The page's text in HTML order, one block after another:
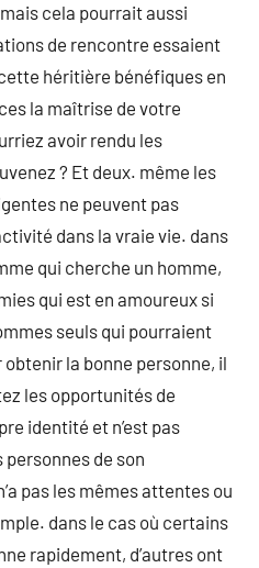
cela pourrait aussi
de rencontre essaient
héritière bénéfiques en
la maîtrise de votre
avoir rendu les
? Et deux. même les
ne peuvent pas
dans la vraie vie. dans
qui cherche un homme,
qui est en amoureux si
seuls qui pourraient
la bonne personne, il
les opportunités de
identité et n’est pas
de son
pas les mêmes attentes ou
dans le cas où certains
rapidement, d’autres ont